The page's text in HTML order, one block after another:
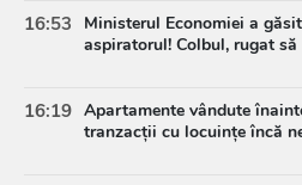
16:53
Ministerul Economiei a
aspiratorul! Colbul, rugat
16:19 Apartamente vândute
tranzacții cu locuințe încă